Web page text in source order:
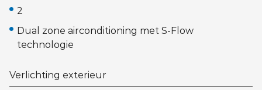
2
Dual zone airconditioning met S-Flow
technologie
Verlichting exterieur